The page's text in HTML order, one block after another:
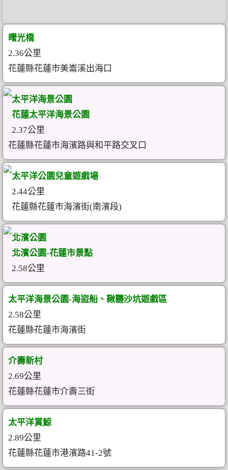
曙光橋
2.36公里
花蓮縣花蓮市美崙溪出海口
太平洋海景公園
花蓮太平洋海景公園
2.37公里
花蓮縣花蓮市海濱路與和平路交叉口
太平洋公園兒童遊戲場
2.44公里
花蓮縣花蓮市海濱街(南濱段)
北濱公園
北濱公園-花蓮市景點
2.58公里
太平洋海景公園-海盜船、鞦韆沙坑遊戲區
2.58公里
花蓮縣花蓮市海濱街
介壽新村
2.69公里
花蓮縣花蓮市介壽三街
太平洋賞鯨
2.89公里
花蓮縣花蓮市港濱路41-2號